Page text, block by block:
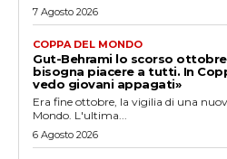
7 Agosto 2026
COPPA DEL MONDO
Gut-Behrami lo scorso
bisogna piacere a tutti. In
vedo giovani appagati»
Era fine ottobre, la vigilia di una
Mondo. L'ultima...
6 Agosto 2026